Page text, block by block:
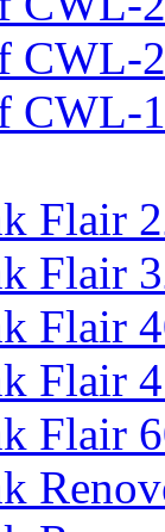
CWL-
CWL-
Flair
Flair
Flair
Flair
Flair